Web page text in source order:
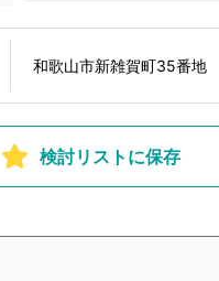
和歌山市新雑賀町35番地
検討リストに保存